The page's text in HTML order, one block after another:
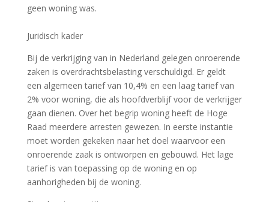
geen woning was.
Juridisch kader
Bij de verkrijging van in Nederland gelegen onroerende
zaken is overdrachtsbelasting verschuldigd. Er geldt
een algemeen tarief van 10,4% en een laag tarief van
2% voor woning, die als hoofdverblijf voor de verkrijger
gaan dienen. Over het begrip woning heeft de Hoge
Raad meerdere arresten gewezen. In eerste instantie
moet worden gekeken naar het doel waarvoor een
onroerende zaak is ontworpen en gebouwd. Het lage
tarief is van toepassing op de woning en op
aanhorigheden bij de woning.